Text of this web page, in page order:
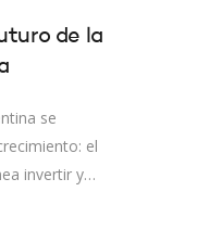
de la
se
el
invertir y…